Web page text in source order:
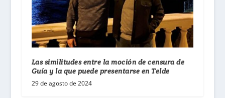
Las similitudes entre la moción de censura de
Guía y la que puede presentarse en Telde
29 de agosto de 2024